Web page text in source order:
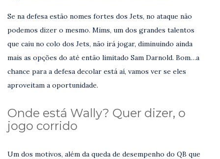
Se na defesa estão nomes fortes dos Jets, no ataque não
podemos dizer o mesmo. Mims, um dos grandes talentos
que caiu no colo dos Jets, não irá jogar, diminuindo ainda
mais as opções do até então limitado Sam Darnold. Bom…a
chance para a defesa decolar está aí, vamos ver se eles
aproveitam a oportunidade.
Onde está Wally? Quer dizer, o
jogo corrido
Um dos motivos, além da queda de desempenho do QB que